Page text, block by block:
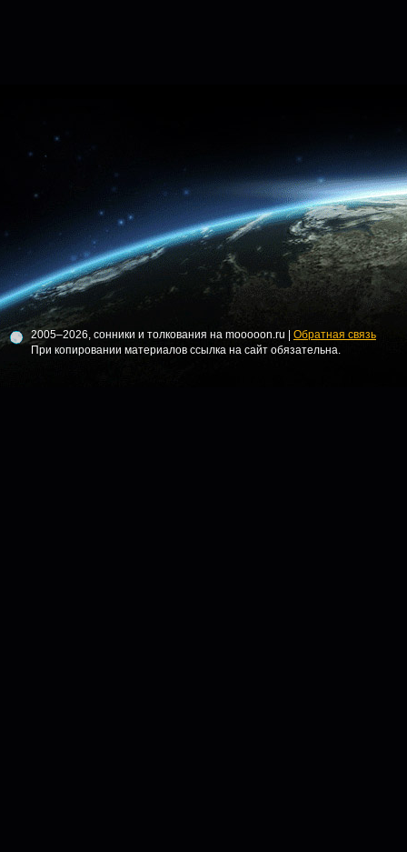
2005–2026, сонники и толкования на mooooon.ru | Обратная связь
При копировании материалов ссылка на сайт обязательна.